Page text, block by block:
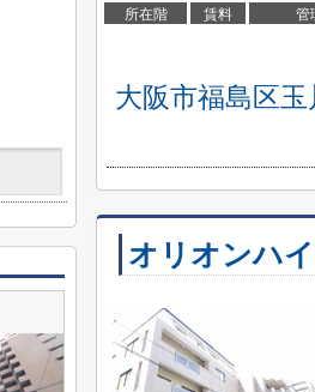
所在階 賃料 管
大阪市福島区
オリオンハ